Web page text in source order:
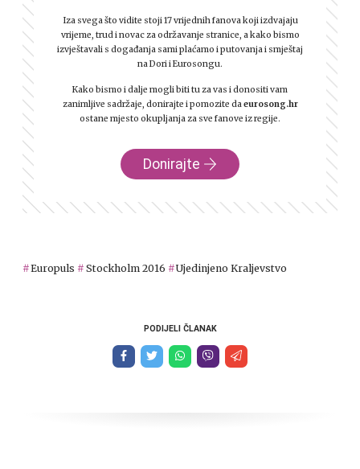
Iza svega što vidite stoji 17 vrijednih fanova koji izdvajaju
vrijeme, trud i novac za održavanje stranice, a kako bismo
izvještavali s događanja sami plaćamo i putovanja i smještaj
na Dori i Eurosongu.
Kako bismo i dalje mogli biti tu za vas i donositi vam
zanimljive sadržaje, donirajte i pomozite daeurosong.hr
ostane mjesto okupljanja za sve fanove iz regije.
Donirajte
Europuls Stockholm 2016 Ujedinjeno Kraljevstvo
PODIJELI ČLANAK